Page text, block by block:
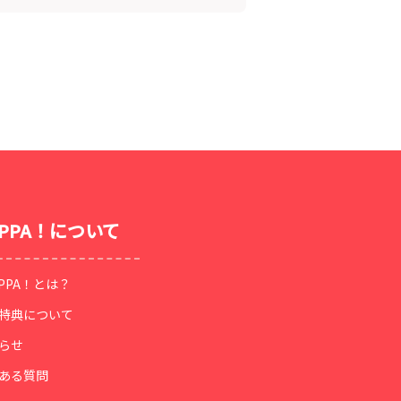
！について
！とは？
典について
せ
る質問